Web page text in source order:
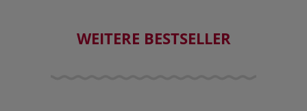
WEITERE BESTSELLER